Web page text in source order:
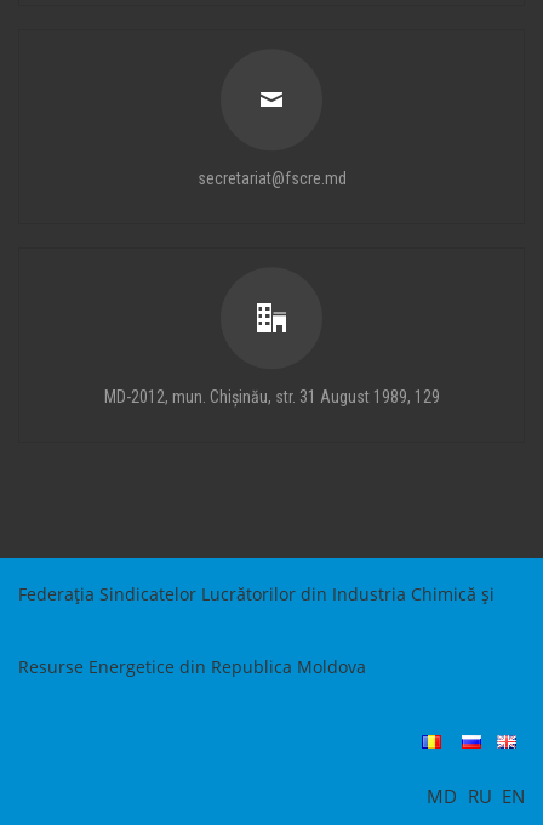
secretariat@fscre.md
MD-2012, mun. Chișinău, str. 31 August 1989, 129
Federația Sindicatelor Lucrătorilor din Industria Chimică și
Resurse Energetice din Republica Moldova
MD RU EN